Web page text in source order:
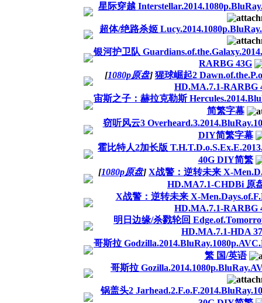
星际穿越
超体/绝路杀姬
银河护卫队
RARBG 43G
[1080p原盘] 猩球崛起2
HD.MA.7.1-RARBG
宙斯之子：赫拉克勒斯
简繁字幕
窃听风云3
DIY简繁字幕
霍比特人2加长版
40G DIY简繁
[1080p原盘] X战警：逆转未来 X-
HD.MA7.1-CHDBi 原
X战警：逆转未来 X-
HD.MA.7.1-RARBG
明日边缘/杀戮轮回
HD.MA.7.1-HDA
哥斯拉
繁 国/英语
哥斯拉
锅盖头2